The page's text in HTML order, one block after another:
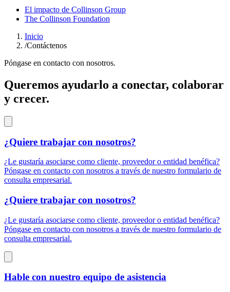
El impacto de Collinson Group
The Collinson Foundation
Inicio
/Contáctenos
Póngase en contacto con nosotros.
Queremos ayudarlo a conectar, colaborar
y crecer.
¿Quiere trabajar con nosotros?
¿Le gustaría asociarse como cliente, proveedor o entidad benéfica?
Póngase en contacto con nosotros a través de nuestro formulario de
consulta empresarial.
¿Quiere trabajar con nosotros?
¿Le gustaría asociarse como cliente, proveedor o entidad benéfica?
Póngase en contacto con nosotros a través de nuestro formulario de
consulta empresarial.
Hable con nuestro equipo de asistencia